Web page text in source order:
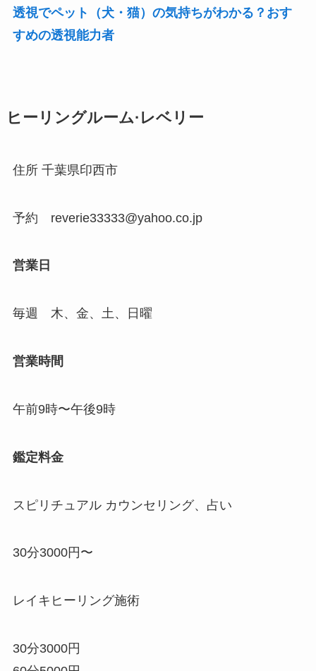
透視でペット（犬・猫）の気持ちがわかる？おす
すめの透視能力者
ヒーリングルーム·レベリー
住所 千葉県印西市
予約 reverie33333@yahoo.co.jp
営業日
毎週 木、金、土、日曜
営業時間
午前9時〜午後9時
鑑定料金
スピリチュアル カウンセリング、占い
30分3000円〜
レイキヒーリング施術
30分3000円